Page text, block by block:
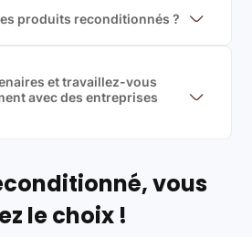
de rachat. De plus, nous
la commission sur la valeur de
produits reconditionnés ?
grandes marques et du
qualitéet travaillez-vous
avec des entreprises
& qualité de nos partenaires
vous
le choix !